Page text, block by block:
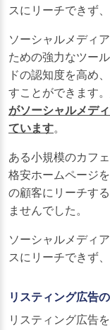
スにリーチできず
ソーシャルメディ
ための強力なツー
ドの認知度を高め
すことができます。
がソーシャルメデ
ています。
ある小規模のカフ
格安ホームページ
の顧客にリーチす
ませんでした。
ソーシャルメディ
スにリーチできず
リスティング広告
リスティング広告